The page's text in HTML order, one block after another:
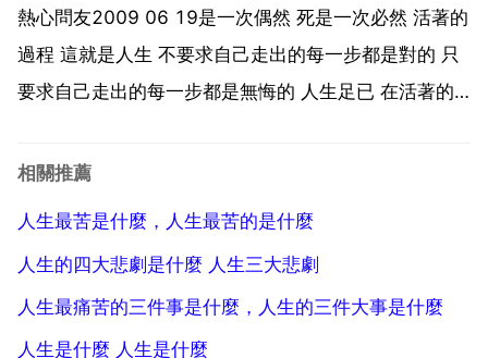
事吧感覺我初三好像是沒過一樣，時間全浪費了，不是
學習的料，但...
熱心問友2009 06 19是一次偶然 死是一次必然 活著的
過程 這就是人生 不要求自己走出的每一步都是對的 只
要求自己走出的每一步都是無悔的 人生足已 在活著的
來到這個世界走一回，就好好的活上他一回 活著一定要
相關推薦
人生最苦是什麼，人生最苦的是什麼
人生的四大悲劇是什麼 人生三大悲劇
人生最痛苦的三件事是什麼，人生的三件大事是什麼
人生是什麼 人生是什麼